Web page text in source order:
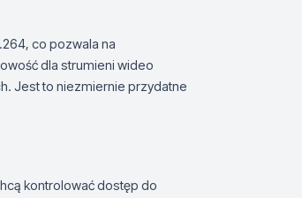
co pozwala na
dla strumieni wideo
Jest to niezmiernie przydatne
kontrolować dostęp do